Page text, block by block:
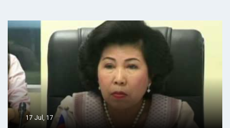
17 Jul, 17